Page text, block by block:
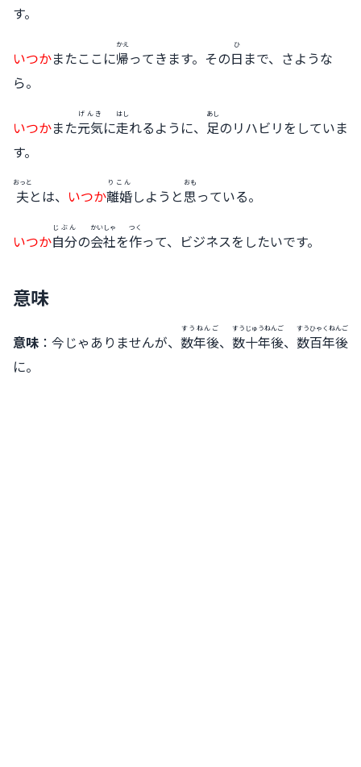
す。
いつかまたここに帰
かえ
ってきます。その日
ひ
まで、さような
ら。
いつかまた元気
げんき
に走
はし
れるように、 足
あし
のリハビリをしていま
す。
夫
おっと
とは、 いつか離婚
りこん
しようと思
おも
っている。
いつか自分
じぶん
の会社
かいしゃ
を作
つく
って、ビジネスをしたいです。
意味
意味 ：今じゃありませんが、 数年後
すうねんご
、 数
すう
十年後
じゅうねんご
、 数
すう
百年後
ひゃくねんご
に。